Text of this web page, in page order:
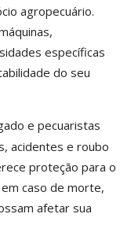
agropecuário.
específicas
do seu
e pecuaristas
acidentes e roubo
proteção para o
caso de morte,
afetar sua